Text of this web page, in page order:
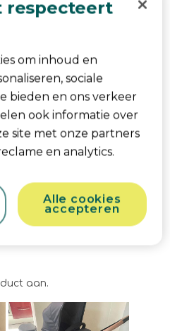
van 5
au niveau de la prise en
le koala dans le carton
car bébé n'est pas
aan.
respecteert
om inhoud en
sociale
bieden en ons verkeer
ook informatie over
site met onze partners
en analytics.
Alle cookies
accepteren